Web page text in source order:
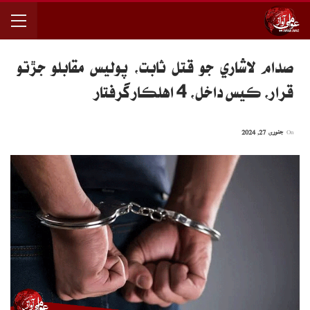
صدام لاشاري جو قتل ثابت، پوليس مقابلو جڙتو
قرار، ڪيس داخل، 4 اهلڪار گرفتار